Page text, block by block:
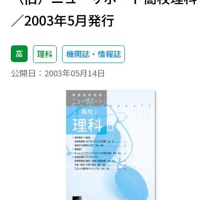
／2003年5月発行
高 理科 機関誌・情報誌
公開日： 2003年05月14日